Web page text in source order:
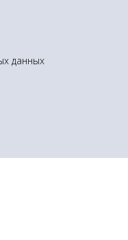
данных